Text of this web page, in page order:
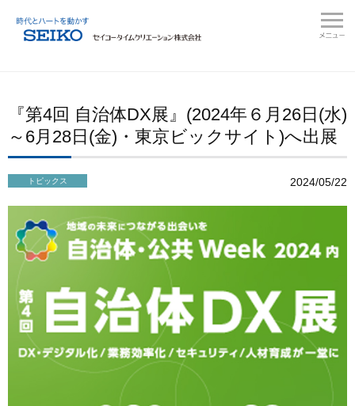
『第4回 自治体DX展』(2024年６月26日(水)
～6月28日(金)・東京ビックサイト)へ出展
トピックス 2024/05/22